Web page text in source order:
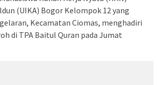
(UIKA) Bogor Kelompok 12 yang
Kecamatan Ciomas, menghadiri
di TPA Baitul Quran pada Jumat